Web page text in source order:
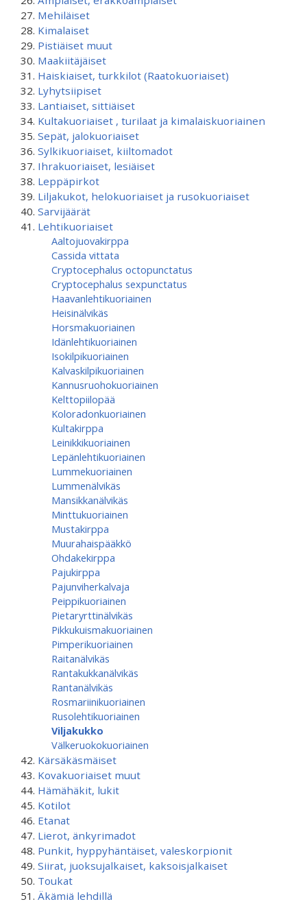
Mehiläiset
Kimalaiset
Pistiäiset muut
Maakiitäjäiset
Haiskiaiset, turkkilot (Raatokuoriaiset)
Lyhytsiipiset
Lantiaiset, sittiäiset
Kultakuoriaiset , turilaat ja kimalaiskuoriainen
Sepät, jalokuoriaiset
Sylkikuoriaiset, kiiltomadot
Ihrakuoriaiset, lesiäiset
Leppäpirkot
Liljakukot, helokuoriaiset ja rusokuoriaiset
Sarvijäärät
Lehtikuoriaiset
Aaltojuovakirppa
Cassida vittata
Cryptocephalus octopunctatus
Cryptocephalus sexpunctatus
Haavanlehtikuoriainen
Heisinälvikäs
Horsmakuoriainen
Idänlehtikuoriainen
Isokilpikuoriainen
Kalvaskilpikuoriainen
Kannusruohokuoriainen
Kelttopiilopää
Koloradonkuoriainen
Kultakirppa
Leinikkikuoriainen
Lepänlehtikuoriainen
Lummekuoriainen
Lummenälvikäs
Mansikkanälvikäs
Minttukuoriainen
Mustakirppa
Muurahaispääkkö
Ohdakekirppa
Pajukirppa
Pajunviherkalvaja
Peippikuoriainen
Pietaryrttinälvikäs
Pikkukuismakuoriainen
Pimperikuoriainen
Raitanälvikäs
Rantakukkanälvikäs
Rantanälvikäs
Rosmariinikuoriainen
Rusolehtikuoriainen
Viljakukko
Välkeruokokuoriainen
Kärsäkäsmäiset
Kovakuoriaiset muut
Hämähäkit, lukit
Kotilot
Etanat
Lierot, änkyrimadot
Punkit, hyppyhäntäiset, valeskorpionit
Siirat, juoksujalkaiset, kaksoisjalkaiset
Toukat
Äkämiä lehdillä